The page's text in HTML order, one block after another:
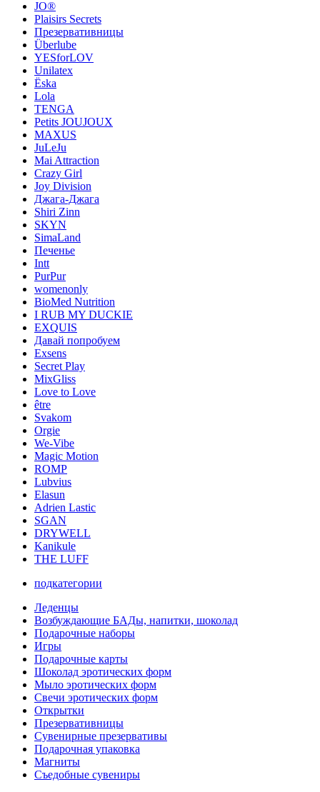
JO®
Plaisirs Secrets
Презервативницы
Überlube
YESforLOV
Unilatex
Ёska
Lola
TENGA
Petits JOUJOUX
MAXUS
JuLeJu
Mai Attraction
Crazy Girl
Joy Division
Джага-Джага
Shiri Zinn
SKYN
SimaLand
Печенье
Intt
PurPur
womenonly
BioMed Nutrition
I RUB MY DUCKIE
EXQUIS
Давай попробуем
Exsens
Secret Play
MixGliss
Love to Love
être
Svakom
Orgie
We-Vibe
Magic Motion
ROMP
Lubvius
Elasun
Adrien Lastic
SGAN
DRYWELL
Kanikule
THE LUFF
подкатегории
Леденцы
Возбуждающие БАДы, напитки, шоколад
Подарочные наборы
Игры
Подарочные карты
Шоколад эротических форм
Мыло эротических форм
Свечи эротических форм
Открытки
Презервативницы
Сувенирные презервативы
Подарочная упаковка
Магниты
Съедобные сувениры